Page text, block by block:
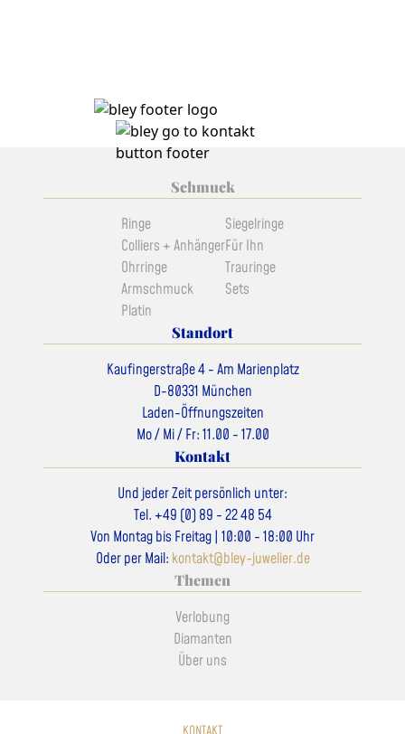
Schmuck
Ringe
Colliers + Anhänger
Ohrringe
Armschmuck
Platin
Siegelringe
Für Ihn
Trauringe
Sets
Standort
Kaufingerstraße 4 - Am Marienplatz
D-80331 München
Laden-Öffnungszeiten
Mo / Mi / Fr: 11.00 - 17.00
Kontakt
Und jeder Zeit persönlich unter:
Tel. +49 (0) 89 - 22 48 54
Von Montag bis Freitag | 10:00 - 18:00 Uhr
Oder per Mail: kontakt@bley-juwelier.de
Themen
Verlobung
Diamanten
Über uns